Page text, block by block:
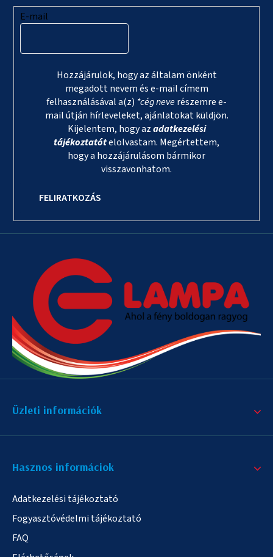
E-mail
Hozzájárulok, hogy az általam önként
megadott nevem és e-mail címem
felhasználásával a(z) *cég neverészemre e-
mail útján hírleveleket, ajánlatokat küldjön.
Kijelentem, hogy azadatkezelési
tájékoztatótelolvastam. Megértettem,
hogy a hozzájárulásom bármikor
visszavonhatom.
FELIRATKOZÁS
Üzleti információk
Hasznos informáciok
Adatkezelési tájékoztató
Fogyasztóvédelmi tájékoztató
FAQ